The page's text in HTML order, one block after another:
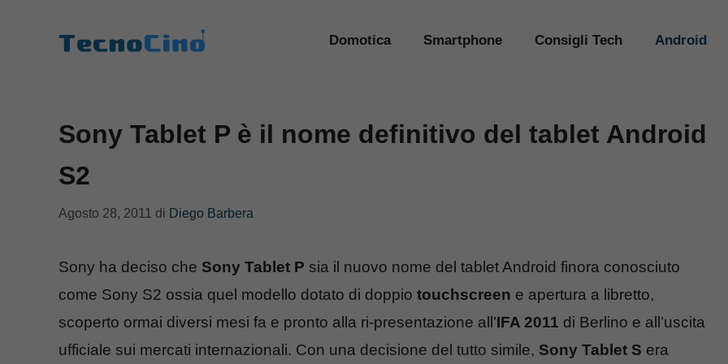
Domotica Smartphone Consigli Tech Android
Sony Tablet P è il nome definitivo del tablet Android
S2
Agosto 28, 2011 di Diego Barbera
Sony ha deciso che Sony Tablet P sia il nuovo nome del tablet Android finora conosciuto
come Sony S2 ossia quel modello dotato di doppio touchscreen e apertura a libretto,
scoperto ormai diversi mesi fa e pronto alla ri-presentazione all’IFA 2011 di Berlino e all’uscita
ufficiale sui mercati internazionali. Con una decisione del tutto simile, Sony Tablet S era